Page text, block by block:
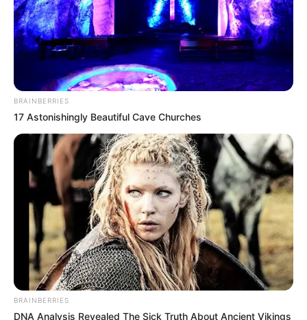
Baca juga:Biodata, Profil, dan Fakta Dagmara Szewczyk
Quotes
FAQ
Siapa Yanisa Samohom?
Dia adalah selebgram, model, bintang OnlyFans dan YouTuber
kelahiran Thailand.
Siapa nama asli Yanisa?
Nama aslinya adalah Yanisa Noey Samohom.
Apa yang membuat Yanisamenjadi terkenal?
Dia terkenal karena membuat konten seksi di media sosial.
Yanisa asalnya dari mana?
Dia berasal dari Thailand.
BRAINBERRIES
17 Astonishingly Beautiful Cave Churches
BRAINBERRIES
DNA Analysis Revealed The Sick Truth About Ancient Vikings